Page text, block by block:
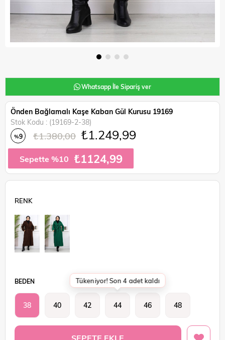
Whatsapp İle Sipariş ver
Önden Bağlamalı Kaşe Kaban Gül Kurusu 19169
Stok Kodu
(19169-2-38)
%9 ₺1.380,00 ₺1.249,99
Sepette %10 ₺1124,99
BEDEN
38 40 42 44 46 48
Tükeniyor! Son 4 adet kaldı